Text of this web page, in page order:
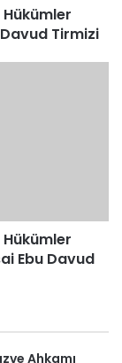
Davud Tirmizi
Ebu Davud
Ahkamı